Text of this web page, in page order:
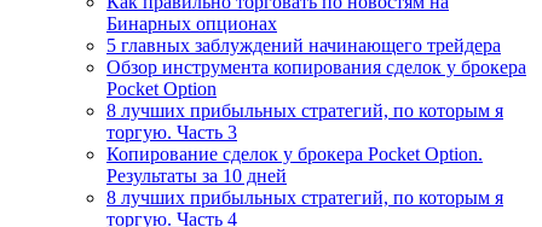
Бинарных опционах
5 главных заблуждений начинающего трейдера
Обзор инструмента копирования сделок у брокера
Pocket Option
8 лучших прибыльных стратегий, по которым я
торгую. Часть 3
Копирование сделок у брокера Pocket Option.
Результаты за 10 дней
8 лучших прибыльных стратегий, по которым я
торгую. Часть 4